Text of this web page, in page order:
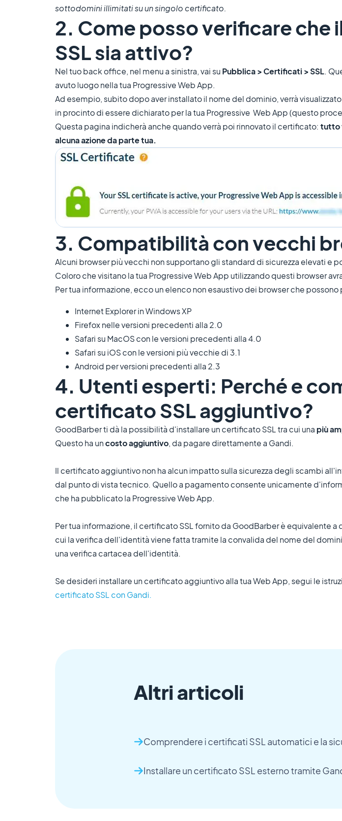
sottodomini illimitati su un singolo certificato.
2. Come posso verificare che
SSL sia attivo?
Nel tuo back office, nel menu a sinistra, vai su Pubblica > Certificati > SSL.
avuto luogo nella tua Progressive Web App.
Ad esempio, subito dopo aver installato il nome del dominio, verrà
in procinto di essere dichiarato per la tua Progressive Web App (questo
Questa pagina indicherà anche quando verrà poi rinnovato il certificato: tutto
alcuna azione da parte tua.
3. Compatibilità con vecchi
Alcuni browser più vecchi non supportano gli standard di sicurezza elevati e
Coloro che visitano la tua Progressive Web App utilizzando questi browser
Per tua informazione, ecco un elenco non esaustivo dei browser che
Internet Explorer in Windows XP
Firefox nelle versioni precedenti alla 2.0
Safari su MacOS con le versioni precedenti alla 4.0
Safari su iOS con le versioni più vecchie di 3.1
Android per versioni precedenti alla 2.3
4. Utenti esperti: Perché e
certificato SSL aggiuntivo?
GoodBarber ti dà la possibilità d'installare un certificato SSL tra cui una più
Questo ha uncosto aggiuntivo, da pagare direttamente a Gandi.
Il certificato aggiuntivo non ha alcun impatto sulla sicurezza degli scambi
dal punto di vista tecnico. Quello a pagamento consente unicamente
che ha pubblicato la Progressive Web App.
Per tua informazione, il certificato SSL fornito da GoodBarber è equivalente
cui la verifica dell'identità viene fatta tramite la convalida del nome del
una verifica cartacea dell'identità.
Se desideri installare un certificato aggiuntivo alla tua Web App, segui le
certificato SSL con Gandi.
Altri articoli
Comprendere i certificati SSL automatici e la
Installare un certificato SSL esterno tramite